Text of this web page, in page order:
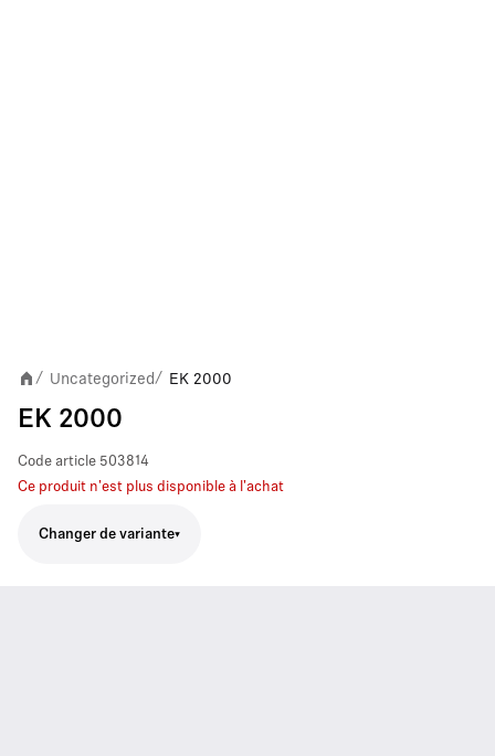
/ Uncategorized / EK 2000
EK 2000
Code article 503814
Ce produit n'est plus disponible à l'achat
Changer de variante